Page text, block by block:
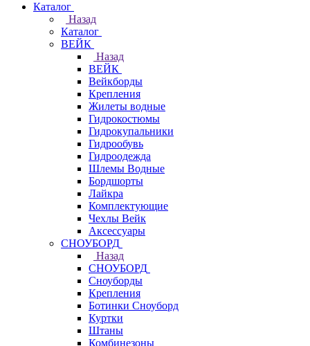
Каталог
Назад
Каталог
ВЕЙК
Назад
ВЕЙК
Вейкборды
Крепления
Жилеты водные
Гидрокостюмы
Гидрокупальники
Гидрообувь
Гидроодежда
Шлемы Водные
Бордшорты
Лайкра
Комплектующие
Чехлы Вейк
Аксессуары
СНОУБОРД
Назад
СНОУБОРД
Сноуборды
Крепления
Ботинки Сноуборд
Куртки
Штаны
Комбинезоны